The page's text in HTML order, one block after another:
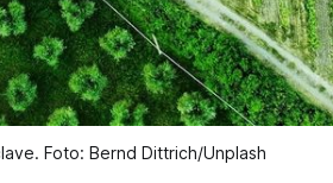
Foto: Bernd Dittrich/Unplash